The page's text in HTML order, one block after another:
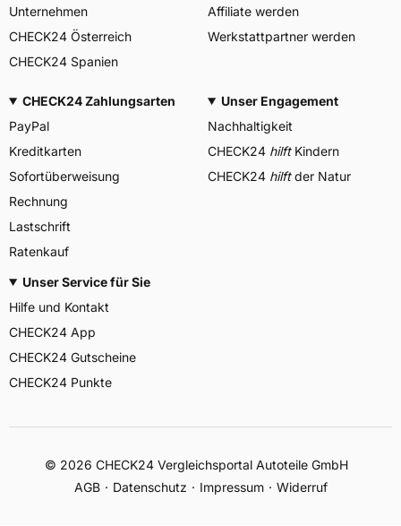
Unternehmen
CHECK24 Österreich
CHECK24 Spanien
Affiliate werden
Werkstattpartner werden
CHECK24 Zahlungsarten
PayPal
Kreditkarten
Sofortüberweisung
Rechnung
Lastschrift
Ratenkauf
Unser Engagement
Nachhaltigkeit
CHECK24 hilftKindern
CHECK24 hilftder Natur
Unser Service für Sie
Hilfe und Kontakt
CHECK24 App
CHECK24 Gutscheine
CHECK24 Punkte
© 2026 CHECK24 Vergleichsportal Autoteile GmbH
AGB
Datenschutz Impressum Widerruf